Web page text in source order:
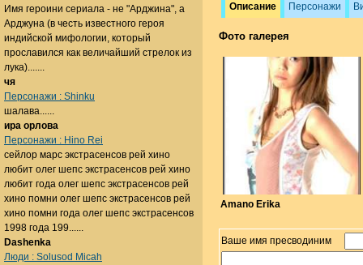
Описание Персонажи
Фото галерея
Amano Erika
Ваше имя пресводиним
Имя героини сериала - не "Арджина", а
Арджуна (в честь известного героя
индийской мифологии, который
прославился как величайший стрелок из
лука).......
чя
Персонажи : Shinku
шалава......
ира орлова
Персонажи : Hino Rei
сейлор марс экстрасенсов рей хино
любит олег шепс экстрасенсов рей хино
любит года олег шепс экстрасенсов рей
хино помни олег шепс экстрасенсов рей
хино помни года олег шепс экстрасенсов
1998 года 199......
Dashenka
Люди : Solusod Micah